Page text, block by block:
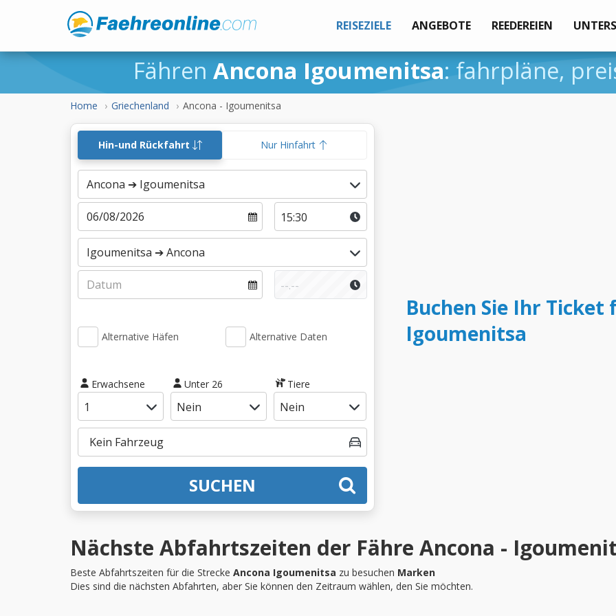
REISEZIELE ANGEBOTE REEDEREIEN
Fähren Ancona Igoumenitsa: fahrpläne,
Home Griechenland Ancona - Igoumenitsa
Hin-und Rückfahrt Nur Hinfahrt
Alternative Häfen Alternative Daten
Erwachsene Unter 26 Tiere
SUCHEN
Buchen Sie Ihr Ticket
Igoumenitsa
Nächste Abfahrtszeiten der Fähre Ancona -
Beste Abfahrtszeiten für die Strecke Ancona Igoumenitsa zu besuchen Marken
Dies sind die nächsten Abfahrten, aber Sie können den Zeitraum wählen, den Sie möchten.